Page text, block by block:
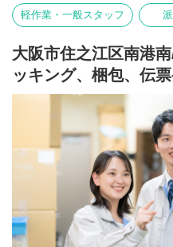
わからないことは優しく丁寧に
「時に厳しく・時に優しく、一
声もいただいています！
キャリアアップ制度も整って
補も目指せます！
是非お気軽にご応募ください↓↓
https://www.kantou.co.jp/
電話番号：0120-441-248
ーーーーーーーーーーーーーー
【関東サービスとは？】
〇特徴その1 アットホームな雰
関東サービスは暖かさのある
社長の「人財を大切に、スタ
が浸透しているため、優しい
びと働いています◎
子類の入出荷・在庫管理をお任
リーチフォークリフトを使用
お菓子類の入出荷に伴う在庫管
【最新の超綺麗ワークスペース】
2022年竣工の新しい施設です
常に充実しており、気持ちよく
【残業代でしっかり稼げる】
1日1h〜1.5h程度の残業がある
適。月収27万円以上も十分に可
【土日祝休み（完全週休二日制
週末はしっかりリフレッシュ
境です。
軽作業・一般スタッフ
大阪市住之江区南港
ッキング、梱包、伝